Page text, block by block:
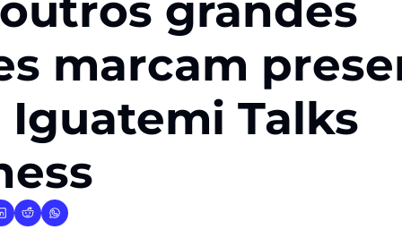
grandes
marcam
Iguatemi Talks